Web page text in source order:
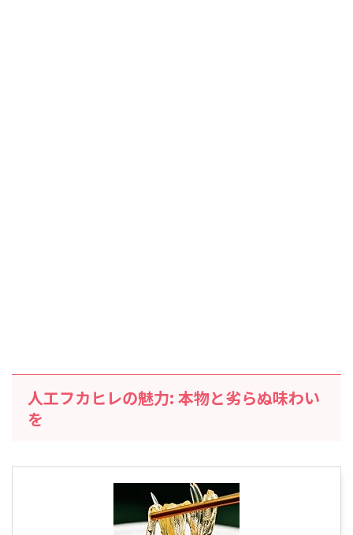
人工フカヒレの魅力: 本物と劣らぬ味わい
を